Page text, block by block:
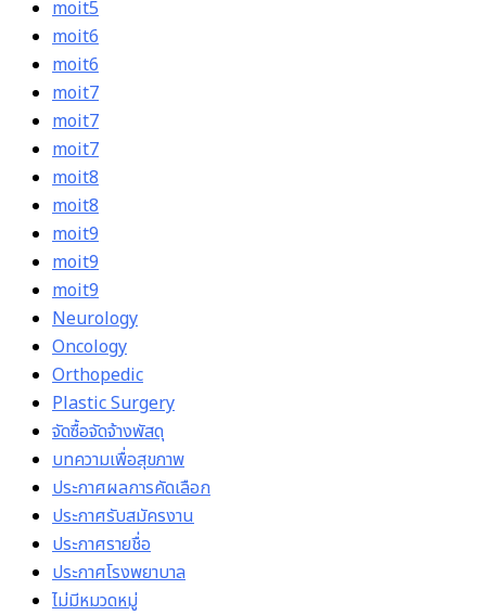
moit5
moit6
moit6
moit7
moit7
moit7
moit8
moit8
moit9
moit9
moit9
Neurology
Oncology
Orthopedic
Plastic Surgery
จัดซื้อจัดจ้างพัสดุ
บทความเพื่อสุขภาพ
ประกาศผลการคัดเลือก
ประกาศรับสมัครงาน
ประกาศรายชื่อ
ประกาศโรงพยาบาล
ไม่มีหมวดหมู่